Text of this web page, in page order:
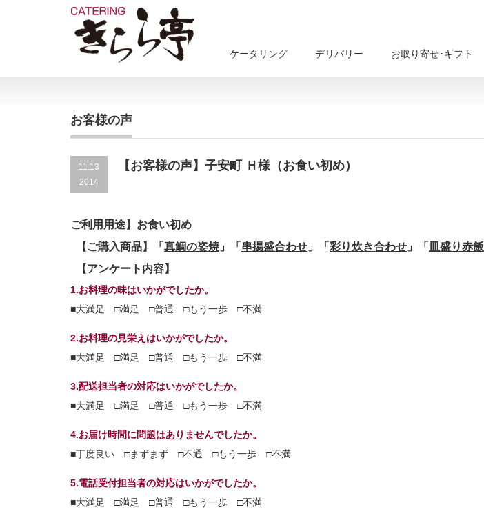
ケータリング デリバリー お取り寄せ･ギフト
お客様の声
11.13
2014
【お客様の声】子安町 Ｈ様（お食い初め）
ご利用用途】お食い初め
【ご購入商品】「 真鯛の姿焼 」「 串揚盛合わせ 」 「 彩り炊き合わせ 」 「 皿盛り赤飯
【アンケート内容】
1.お料理の味はいかがでしたか。
■大満足 □満足 □普通 □もう一歩 □不満
2.お料理の見栄えはいかがでしたか。
■大満足 □満足 □普通 □もう一歩 □不満
3.配送担当者の対応はいかがでしたか。
■大満足 □満足 □普通 □もう一歩 □不満
4.お届け時間に問題はありませんでしたか。
■丁度良い □まずまず □不通 □もう一歩 □不満
5.電話受付担当者の対応はいかがでしたか。
■大満足 □満足 □普通 □もう一歩 □不満